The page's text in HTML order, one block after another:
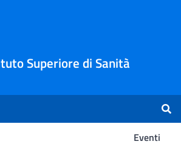
Superiore di Sanità
Eventi